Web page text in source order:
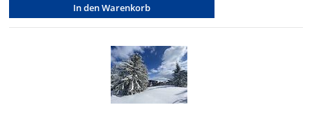
In den Warenkorb